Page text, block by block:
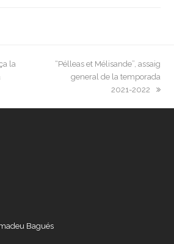
la
next
post:
“Pélleas et Mélisande”, assaig
general de la temporada
2021-2022
Bagués